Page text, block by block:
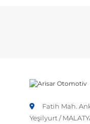
Fatih Mah.
Yeşilyurt /